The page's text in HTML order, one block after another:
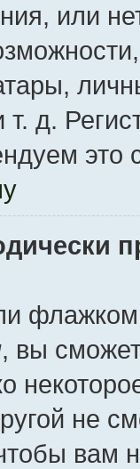
или
т. д.
это
, вы
не
вам